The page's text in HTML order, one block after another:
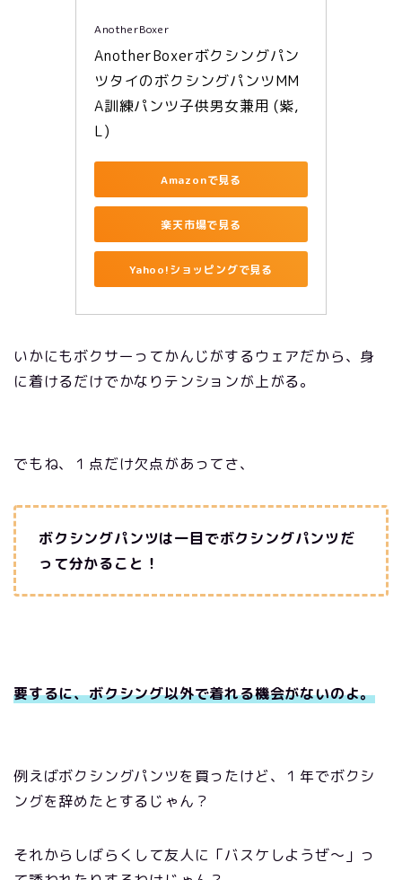
AnotherBoxer
AnotherBoxerボクシングパン
ツタイのボクシングパンツMM
A訓練パンツ子供男女兼用 (紫,
L)
Amazonで見る
楽天市場で見る
Yahoo!ショッピングで見る
いかにもボクサーってかんじがするウェアだから、身
に着けるだけでかなりテンションが上がる。
でもね、１点だけ欠点があってさ、
ボクシングパンツは一目でボクシングパンツだ
って分かること！
要するに、ボクシング以外で着れる機会がないのよ。
例えばボクシングパンツを買ったけど、１年でボクシ
ングを辞めたとするじゃん？
それからしばらくして友人に「バスケしようぜ～」っ